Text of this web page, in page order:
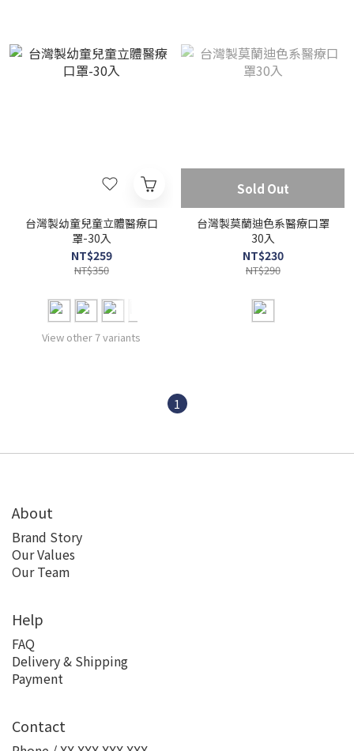
台灣製幼童兒童立體醫療口
罩-30入
NT$259
NT$350
View other 7 variants
Sold Out
台灣製莫蘭迪色系醫療口罩
30入
NT$230
NT$290
1
About
Brand Story
Our Values
Our Team
Help
FAQ
Delivery & Shipping
Payment
Contact